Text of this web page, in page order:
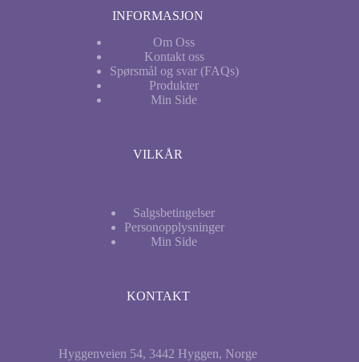
INFORMASJON
Om Oss
Kontakt oss
Spørsmål og svar (FAQs)
Produkter
Min Side
VILKÅR
Salgsbetingelser
Personopplysninger
Min Side
KONTAKT
Hyggenveien 54, 3442 Hyggen, Norge